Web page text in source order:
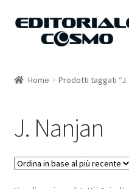
Vai
Vai
Carrello
Il mio account
Home Prodotti taggati “J.
J. Nanjan